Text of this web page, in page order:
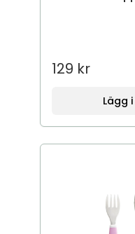
129 kr
Lägg